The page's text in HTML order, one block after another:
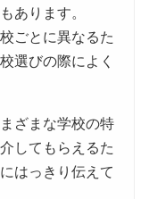
あります。
ごとに異なるた
選びの際によく
ざまな学校の特
してもらえるた
はっきり伝えて